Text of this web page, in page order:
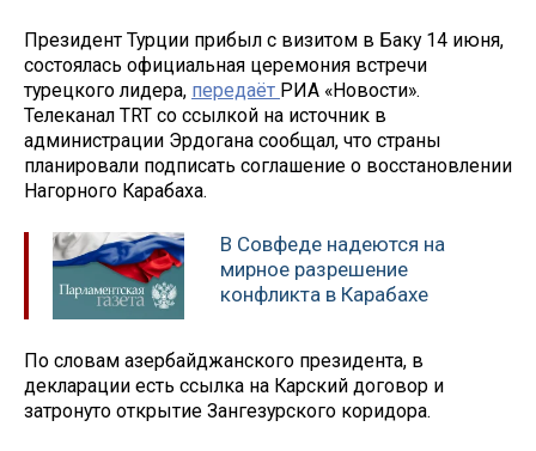
Президент Турции прибыл с визитом в Баку 14 июня,
состоялась официальная церемония встречи
турецкого лидера, передаёт РИА «Новости».
Телеканал TRT со ссылкой на источник в
администрации Эрдогана сообщал, что страны
планировали подписать соглашение о восстановлении
Нагорного Карабаха.
В Совфеде надеются на
мирное разрешение
конфликта в Карабахе
По словам азербайджанского президента, в
декларации есть ссылка на Карский договор и
затронуто открытие Зангезурского коридора.